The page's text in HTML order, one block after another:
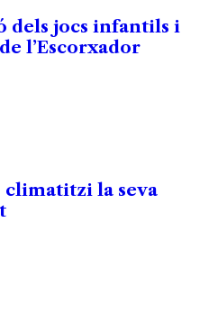
dels jocs infantils i
l’Escorxador
climatitzi la seva